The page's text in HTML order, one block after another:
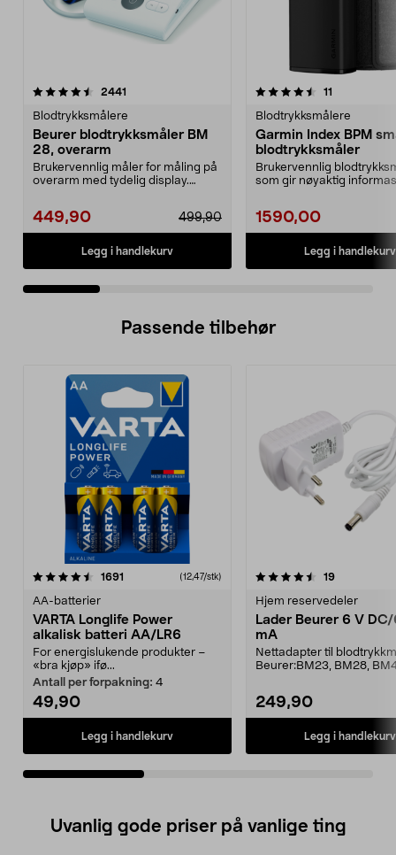
2441
Blodtrykksmålere
Beurer blodtrykksmåler BM
28, overarm
Brukervennlig måler for måling på
overarm med tydelig display.
449,90 499,90
Legg i handlekurv
4.5 av 5 stjerner 11
Blodtrykksmålere
Garmin Index BPM
blodtrykksmåler
Brukervennlig
som gir nøyaktig
1590,00
Legg i handlekurv
4.5 av 5 stjerner
Passende tilbehør
1691 anmeldelser(12,47/stk)
AA-batterier
VARTA Longlife Power
alkalisk batteri AA/LR6
For energislukende produkter –
«bra kjøp» ifø...
Antall per forpakning: 4
49,90
Legg i handlekurv
4.5av 5 stjerner 19anmeldelser
Hjem reservedeler
Lader Beurer 6 V
mA
Nettadapter til
Beurer:BM23, BM28,
249,90
Legg i handlekurv
4.5av 5 stjerner
Uvanlig gode priser på vanlige ting